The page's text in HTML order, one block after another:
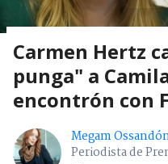
Carmen Hertz
punga" a
encontrón con
Megam
Periodista de